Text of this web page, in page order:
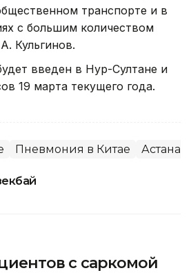
транспорте и в
с большим количеством
Кульгинов.
введен в Нур-Султане и
19 марта текущего года.
Пневмония в Китае Астана
с саркомой